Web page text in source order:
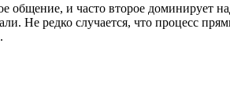
общение, и часто второе доминирует
Не редко случается, что процесс